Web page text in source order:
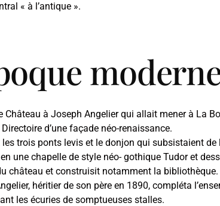
« à l’antique ».
Château à Joseph Angelier qui allait mener à La
d’une façade néo-renaissance.
trois ponts levis et le donjon qui subsistaient de
une chapelle de style néo- gothique Tudor et
château et construisit notamment la
héritier de son père en 1890, compléta
les écuries de somptueuses stalles.